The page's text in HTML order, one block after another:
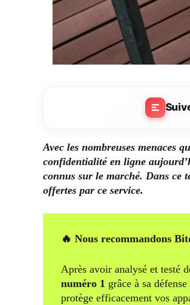
Avec les nombreuses menaces
confidentialité en ligne
connus sur le marché. Dans ce
offertes par ce service.
🔥 Nous recommandons
Après avoir analysé et testé
numéro 1 grâce à sa
protège efficacement vos